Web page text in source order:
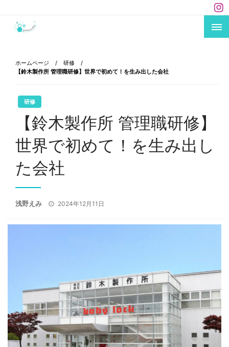
ン
ホームページ
研修
【鈴木製作所 管理職研修】世界で初めて！を生み出した会社
研修
【鈴木製作所 管理職研修】
世界で初めて！を生み出し
た会社
浅野えみ
投
2024年12月11日